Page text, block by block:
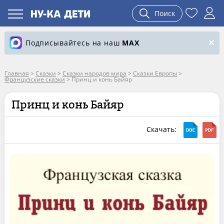
Поиск
Подписывайтесь на наш MAX
Главная > Сказки > Сказки народов мира > Сказки Европы >
Французские сказки>Принц и конь Байяр
Принц и конь Байяр
Скачать: